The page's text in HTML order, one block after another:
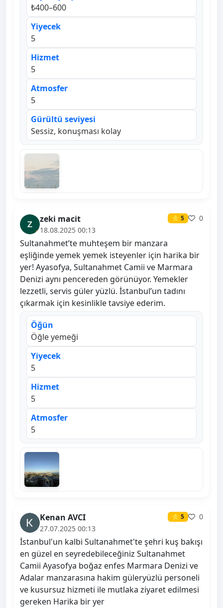
₺400–600
Yiyecek
5
Hizmet
5
Atmosfer
5
Gürültü seviyesi
Sessiz, konuşması kolay
zeki macit ⭐ 5
0
18.08.2025 00:13
Sultanahmet’te muhteşem bir manzara
eşliğinde yemek yemek isteyenler için harika bir
yer! Ayasofya, Sultanahmet Camii ve Marmara
Denizi aynı pencereden görünüyor. Yemekler
lezzetli, servis güler yüzlü. İstanbul’un tadını
çıkarmak için kesinlikle tavsiye ederim.
Öğün
Öğle yemeği
Yiyecek
5
Hizmet
5
Atmosfer
5
Kenan AVCI ⭐ 5
0
27.07.2025 00:13
İstanbul'un kalbi Sultanahmet'te şehri kuş bakışı
en güzel en seyredebileceğiniz Sultanahmet
Camii Ayasofya boğaz enfes Marmara Denizi ve
Adalar manzarasına hakim güleryüzlü personeli
ve kusursuz hizmeti ile mutlaka ziyaret edilmesi
gereken Harika bir yer